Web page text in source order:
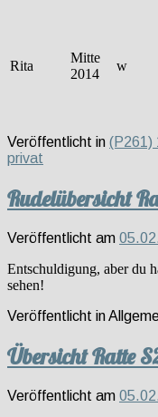
Rita
Mitte
2014
w
Veröffentlicht in (P261)
privat
Rudelübersicht
Veröffentlicht am
Entschuldigung, aber du
sehen!
Veröffentlicht in
Übersicht Ratte
Veröffentlicht am